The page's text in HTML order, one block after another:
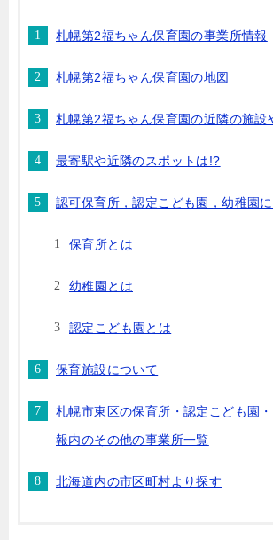
札幌第2福ちゃん保育園の事業所情報
札幌第2福ちゃん保育園の地図
札幌第2福ちゃん保育園の近隣の施設
最寄駅や近隣のスポットは!?
認可保育所，認定こども園，幼稚園
保育所とは
幼稚園とは
認定こども園とは
保育施設について
札幌市東区の保育所・認定こども園
報内のその他の事業所一覧
北海道内の市区町村より探す